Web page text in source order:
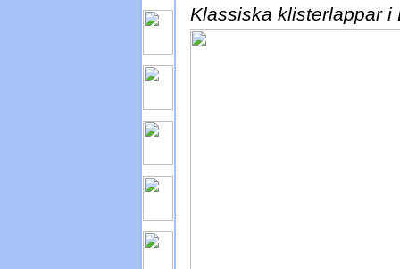
Klassiska klisterlappar i